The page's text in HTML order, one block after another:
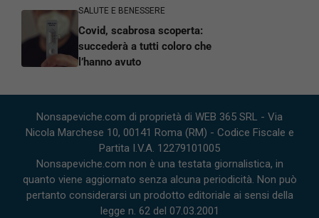
SALUTE E BENESSERE
Covid, scabrosa scoperta:
succederà a tutti coloro che
l’hanno avuto
Nonsapeviche.com di proprietà di WEB 365 SRL - Via
Nicola Marchese 10, 00141 Roma (RM) - Codice Fiscale e
Partita I.V.A. 12279101005
Nonsapeviche.com non è una testata giornalistica, in
quanto viene aggiornato senza alcuna periodicità. Non può
pertanto considerarsi un prodotto editoriale ai sensi della
legge n. 62 del 07.03.2001